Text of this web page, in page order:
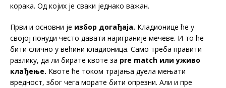
корака. Од којих је сваки једнако важан.
Први и основни је избор догађаја. Кладионице ће у
својој понуди често давати најиграније мечеве. И то ће
бити слично у већини кладионица. Само треба правити
разлику, да ли бирате квоте за pre match или уживо
клађење. Квоте ће током трајања дуела мењати
вредност, због чега морате бити опрезни. Али и пре